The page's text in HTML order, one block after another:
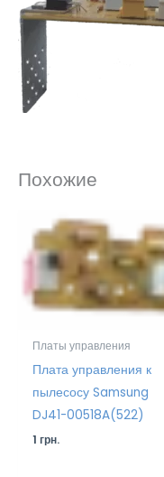
Похожие
Платы управления
Плата управления к
пылесосу Samsung
DJ41-00518A(522)
1грн.